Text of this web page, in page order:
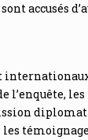
accusés
l’enquête,